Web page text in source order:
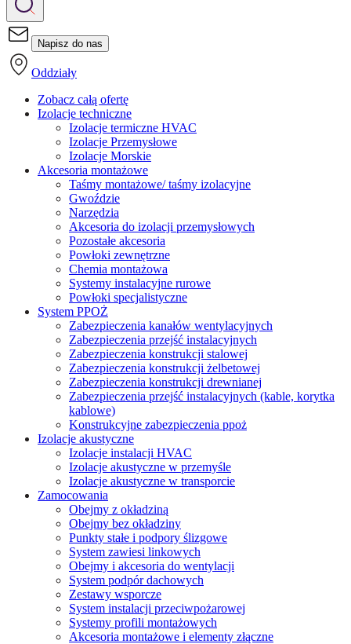
Napisz do nas
Oddziały
Zobacz całą ofertę
Izolacje techniczne
Izolacje termiczne HVAC
Izolacje Przemysłowe
Izolacje Morskie
Akcesoria montażowe
Taśmy montażowe/ taśmy izolacyjne
Gwoździe
Narzędzia
Akcesoria do izolacji przemysłowych
Pozostałe akcesoria
Powłoki zewnętrzne
Chemia montażowa
Systemy instalacyjne rurowe
Powłoki specjalistyczne
System PPOŻ
Zabezpieczenia kanałów wentylacyjnych
Zabezpieczenia przejść instalacyjnych
Zabezpieczenia konstrukcji stalowej
Zabezpieczenia konstrukcji żelbetowej
Zabezpieczenia konstrukcji drewnianej
Zabezpieczenia przejść instalacyjnych (kable, korytka
kablowe)
Konstrukcyjne zabezpieczenia ppoż
Izolacje akustyczne
Izolacje instalacji HVAC
Izolacje akustyczne w przemyśle
Izolacje akustyczne w transporcie
Zamocowania
Obejmy z okładziną
Obejmy bez okładziny
Punkty stałe i podpory ślizgowe
System zawiesi linkowych
Obejmy i akcesoria do wentylacji
System podpór dachowych
Zestawy wsporcze
System instalacji przeciwpożarowej
Systemy profili montażowych
Akcesoria montażowe i elementy złączne